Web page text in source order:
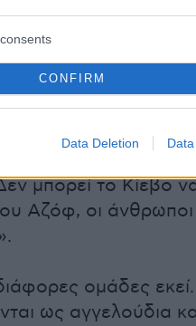
CONFIRM
Data Deletion
τι έχουν τραβήξει
της Μαριούπολης,
ανθρώπων.
το πρόβλημα στην
Αζόφ δεν υπακούν
μπορεί το Κίεβο
Αζόφ, οι
ομάδες
ως αγγελούδια